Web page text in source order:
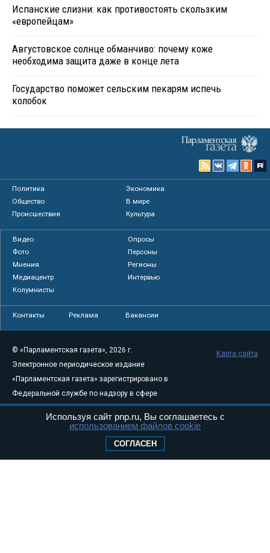
Испанские слизни: как противостоять скользким
«европейцам»
Августовское солнце обманчиво: почему коже
необходима защита даже в конце лета
Государство поможет сельским пекарям испечь
колобок
Политика
Экономика
Общество
В мире
Происшествия
Культура
Видео
Опросы
Фото
Персоны
Мнения
Регионы
Медиацентр
Интервью
Колумнисты
Контакты Реклама Вакансии
© «Парламентская газета», 2026 г.
Электронное периодическое издание
«Парламентская газета» зарегистрировано в
Федеральной службе по надзору в сфере
связи, информационных технологий и
массовых коммуникаций (Роскомнадзор) 05
Свидетельство о регистрации Эл № ФС77-
Карта сайта
Используя сайт pnp.ru, Вы соглашаетесь с
использованием файлов cookie
СОГЛАСЕН